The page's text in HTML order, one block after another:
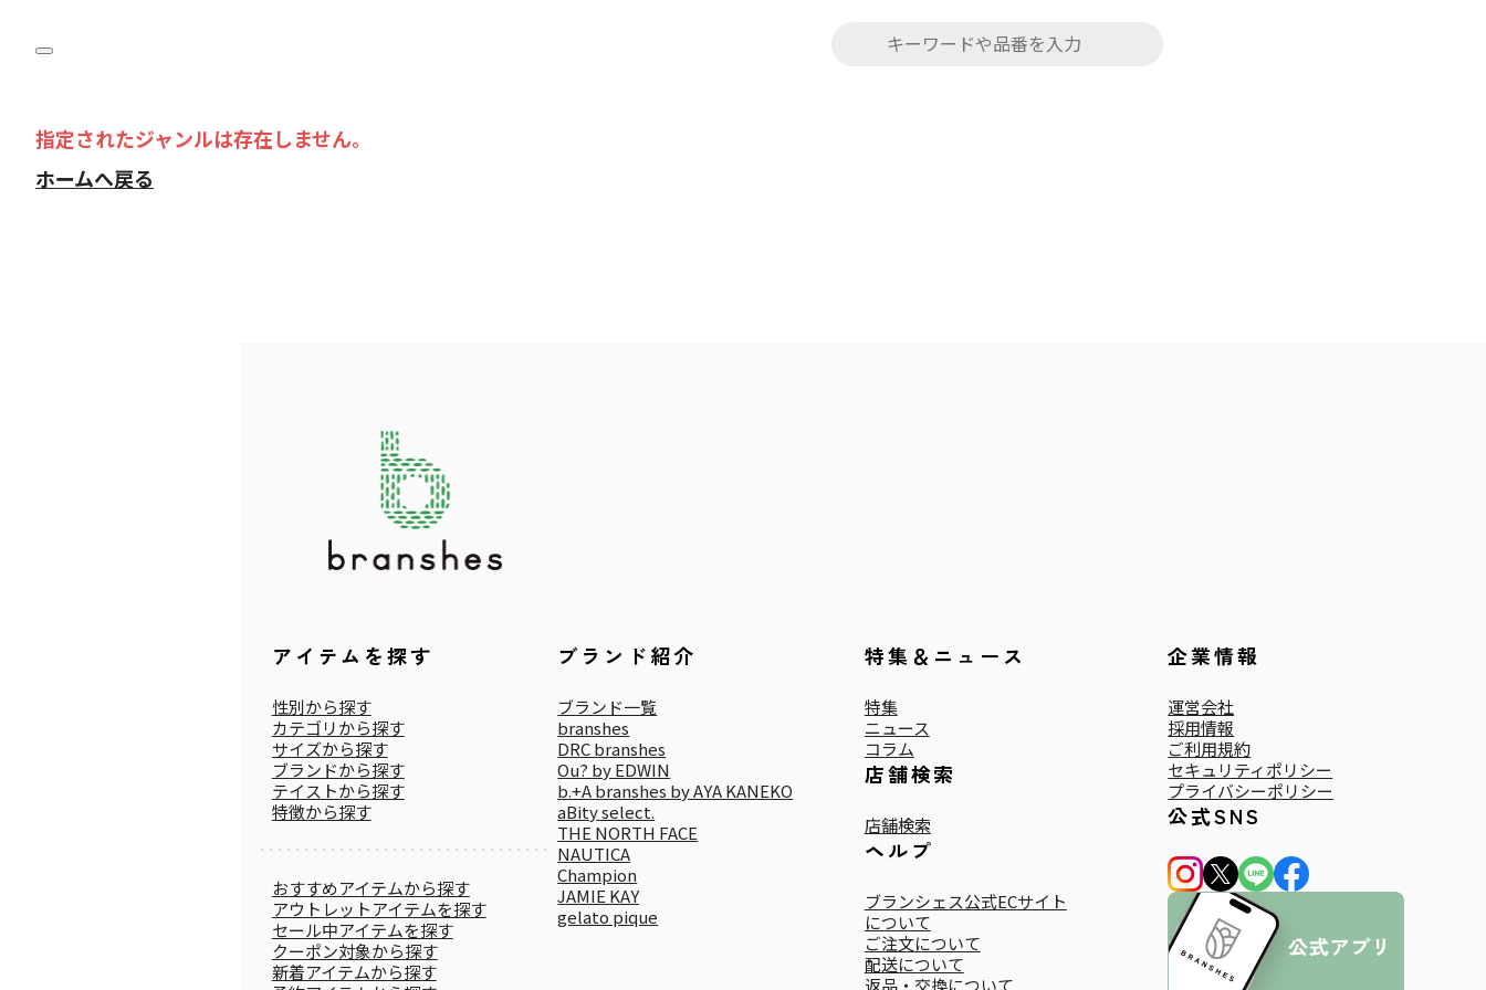
指定されたジャンルは存在しません。
ホームへ戻る
アイテムを探す
性別から探す
カテゴリから探す
サイズから探す
ブランドから探す
テイストから探す
特徴から探す
おすすめアイテムから探す
アウトレットアイテムを探す
セール中アイテムを探す
クーポン対象から探す
新着アイテムから探す
ブランド紹介
ブランド一覧
branshes
DRC branshes
Ou? by EDWIN
b.+A branshes by AYA KANEKO
aBity select.
THE NORTH FACE
NAUTICA
Champion
JAMIE KAY
gelato pique
特集＆ニュース
特集
ニュース
コラム
店舗検索
店舗検索
ヘルプ
ブランシェス公式ECサイト
について
ご注文について
配送について
返品・交換について
企業情報
運営会社
採用情報
ご利用規約
セキュリティポリシー
プライバシーポリシー
公式SNS